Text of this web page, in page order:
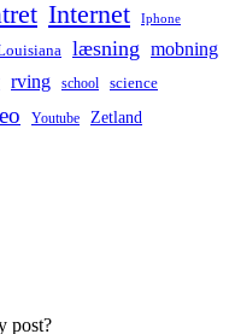
Internet Iphone
læsning mobning
rving school science
Youtube Zetland
post?